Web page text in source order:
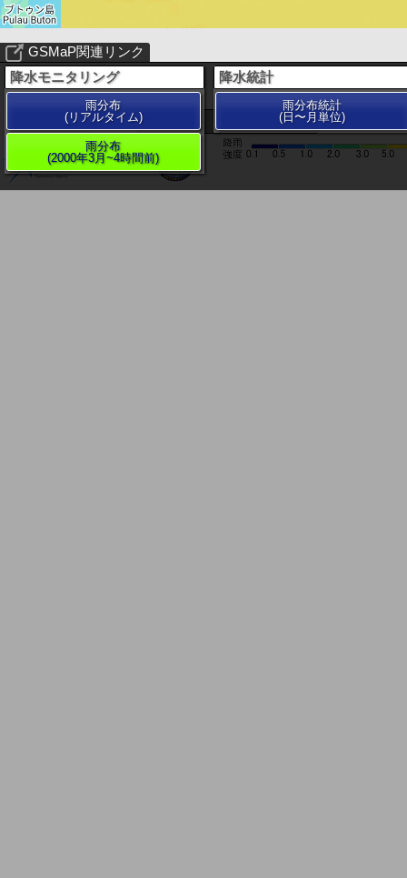
200 km
GSMaP関連リンク
降水モニタリング
雨分布
(リアルタイム)
雨分布
(2000年3月~4時間前)
降水統計
雨分布統計
(日〜月単位)